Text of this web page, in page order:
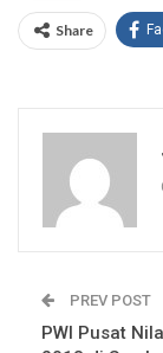
Share
PREV POST
PWI Pusat